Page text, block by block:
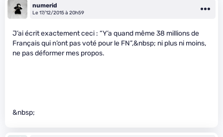
numerid
Le 17/12/2015 à 20h59
J’ai écrit exactement ceci : “Y’a quand même 38 millions de
Français qui n’ont pas voté pour le FN”,&nbsp; ni plus ni moins,
ne pas déformer mes propos.
&nbsp;